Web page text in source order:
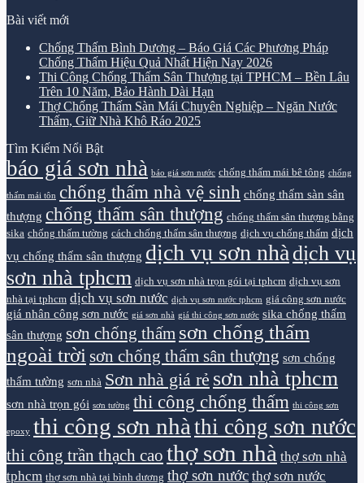
Bài viết mới
Chống Thấm Bình Dương – Báo Giá Các Phương Pháp
Chống Thấm Hiệu Quả Nhất Hiện Nay 2026
Thi Công Chống Thấm Sân Thượng tại TPHCM – Bền Lâu
Trên 10 Năm, Bảo Hành Dài Hạn
Thợ Chống Thấm Sàn Mái Chuyên Nghiệp – Ngăn Nước
Thấm, Giữ Nhà Khô Ráo 2025
Tìm Kiếm Nổi Bật
báo giá sơn nhà báo giá sơn nước chống thấm mái bê tông chống
thấm mái tôn chống thấm nhà vệ sinh chống thấm sàn sân
thượng chống thấm sân thượng chống thấm sân thượng bằng
sika chống thấm tường cách chống thấm sân thượng dịch vụ chống thấm dịch
vụ chống thấm sân thượng dịch vụ sơn nhà dịch vụ
sơn nhà tphcm dịch vụ sơn nhà trọn gói tại tphcm dịch vụ sơn
nhà tại tphcm dịch vụ sơn nước dịch vụ sơn nước tphcm giá công sơn nước
giá nhân công sơn nước giá sơn nhà giá thi công sơn nước sika chống thấm
sân thượng sơn chống thấm sơn chống thấm
ngoài trời sơn chống thấm sân thượng sơn chống
thấm tường sơn nhà Sơn nhà giá rẻ sơn nhà tphcm
sơn nhà trọn gói sơn tường thi công chống thấm thi công sơn
epoxy thi công sơn nhà thi công sơn nước
thi công trần thạch cao thợ sơn nhà thợ sơn nhà
tphcm thợ sơn nhà tại bình dương thợ sơn nước thợ sơn nước